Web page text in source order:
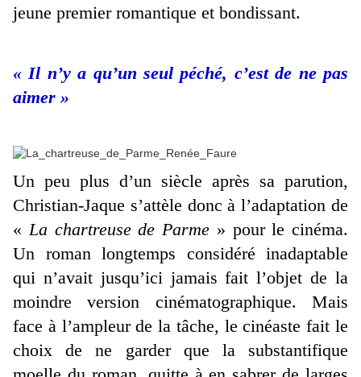
jeune premier romantique et bondissant.
« Il n’y a qu’un seul péché, c’est de ne pas
aimer »
Un peu plus d’un siècle après sa parution,
Christian-Jaque s’attèle donc à l’adaptation de
«La chartreuse de Parme » pour le cinéma.
Un roman longtemps considéré inadaptable
qui n’avait jusqu’ici jamais fait l’objet de la
moindre version cinématographique. Mais
face à l’ampleur de la tâche, le cinéaste fait le
choix de ne garder que la substantifique